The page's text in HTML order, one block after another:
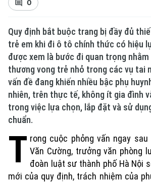
Xu hướng
0
Quy định bắt buộc trang bị đầy đủ
trẻ em khi đi ô tô chính thức có hiệu
được xem là bước đi quan trọng
thương vong trẻ nhỏ trong các vụ tai
vấn đề đang khiến nhiều bậc phụ
nhiên, trên thực tế, không ít gia đình
trong việc lựa chọn, lắp đặt và sử
chuẩn.
T rong cuộc phỏng vấn ngay
Văn Cường, trưởng văn phòng
đoàn luật sư thành phố Hà Nội
mới của quy định, trách nhiệm của